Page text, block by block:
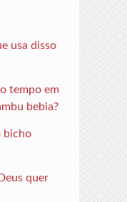
usa disso
tempo em
bebia?
bicho
quer